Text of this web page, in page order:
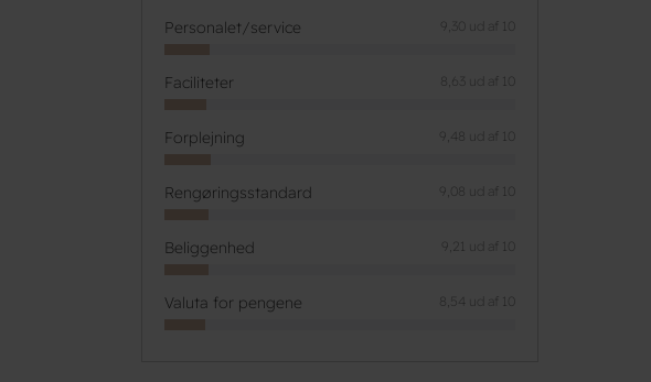
Personalet/service 9,30 ud af 10
Faciliteter 8,63 ud af 10
Forplejning 9,48 ud af 10
Rengøringsstandard 9,08 ud af 10
Beliggenhed 9,21 ud af 10
Valuta for pengene 8,54 ud af 10